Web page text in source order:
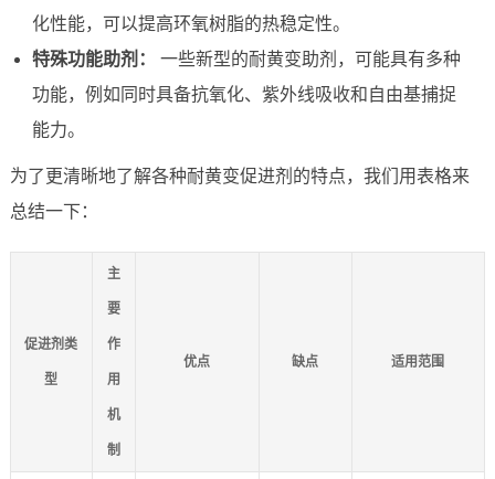
化性能，可以提高环氧树脂的热稳定性。
特殊功能助剂：
一些新型的耐黄变助剂，可能具有多种
功能，例如同时具备抗氧化、紫外线吸收和自由基捕捉
能力。
为了更清晰地了解各种耐黄变促进剂的特点，我们用表格来
总结一下：
促进剂类
型
主
要
作
用
机
制
优点 缺点 适用范围